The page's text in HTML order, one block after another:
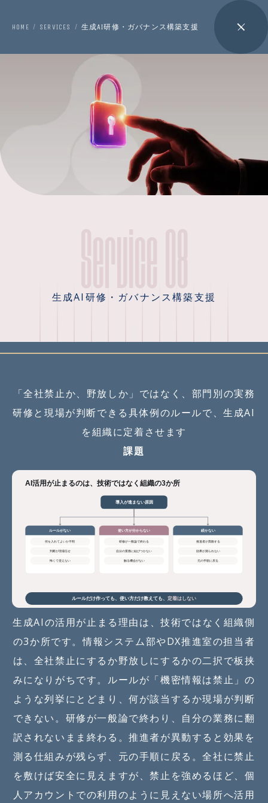
HOME / SERVICES / 生成AI研修・ガバナンス構築支援
生成AI研修・ガバナンス構築支援
「全社禁止か、野放しか」ではなく、部門別の実務
研修と現場が判断できる具体例のルールで、生成AI
を組織に定着させます
課題
生成AIの活用が止まる理由は、技術ではなく組織側
の3か所です。情報システム部やDX推進室の担当者
は、全社禁止にするか野放しにするかの二択で板挟
みになりがちです。ルールが「機密情報は禁止」の
ような列挙にとどまり、何が該当するか現場が判断
できない。研修が一般論で終わり、自分の業務に翻
訳されないまま終わる。推進者が異動すると効果を
測る仕組みが残らず、元の手順に戻る。全社に禁止
を敷けば安全に見えますが、禁止を強めるほど、個
人アカウントでの利用のように見えない場所へ活用